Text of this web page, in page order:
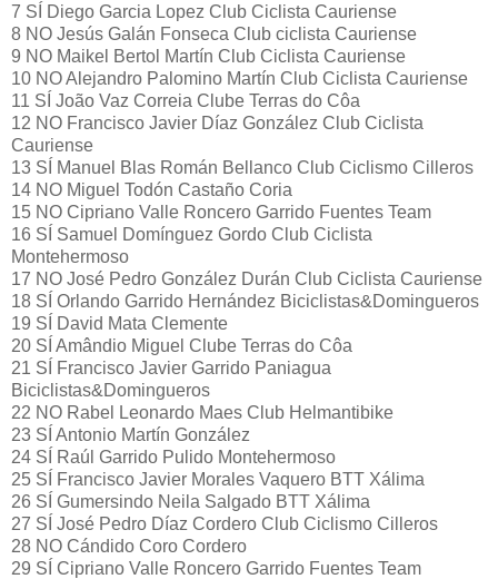
7 SÍ Diego Garcia Lopez Club Ciclista Cauriense
8 NO Jesús Galán Fonseca Club ciclista Cauriense
9 NO Maikel Bertol Martín Club Ciclista Cauriense
10 NO Alejandro Palomino Martín Club Ciclista Cauriense
11 SÍ João Vaz Correia Clube Terras do Côa
12 NO Francisco Javier Díaz González Club Ciclista
Cauriense
13 SÍ Manuel Blas Román Bellanco Club Ciclismo Cilleros
14 NO Miguel Todón Castaño Coria
15 NO Cipriano Valle Roncero Garrido Fuentes Team
16 SÍ Samuel Domínguez Gordo Club Ciclista
Montehermoso
17 NO José Pedro González Durán Club Ciclista Cauriense
18 SÍ Orlando Garrido Hernández Biciclistas&Domingueros
19 SÍ David Mata Clemente
20 SÍ Amândio Miguel Clube Terras do Côa
21 SÍ Francisco Javier Garrido Paniagua
Biciclistas&Domingueros
22 NO Rabel Leonardo Maes Club Helmantibike
23 SÍ Antonio Martín González
24 SÍ Raúl Garrido Pulido Montehermoso
25 SÍ Francisco Javier Morales Vaquero BTT Xálima
26 SÍ Gumersindo Neila Salgado BTT Xálima
27 SÍ José Pedro Díaz Cordero Club Ciclismo Cilleros
28 NO Cándido Coro Cordero
29 SÍ Cipriano Valle Roncero Garrido Fuentes Team